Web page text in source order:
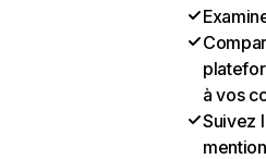
à vos
Suivez